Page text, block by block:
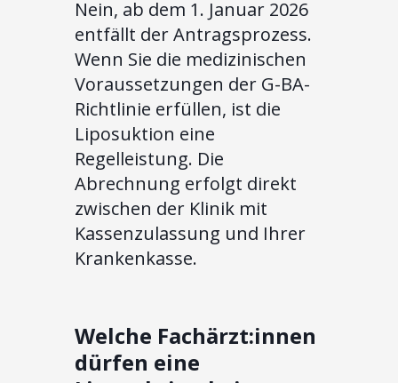
Nein, ab dem 1. Januar 2026
entfällt der Antragsprozess.
Wenn Sie die medizinischen
Voraussetzungen der G-BA-
Richtlinie erfüllen, ist die
Liposuktion eine
Regelleistung. Die
Abrechnung erfolgt direkt
zwischen der Klinik mit
Kassenzulassung und Ihrer
Krankenkasse.
Welche Fachärzt:innen
dürfen eine